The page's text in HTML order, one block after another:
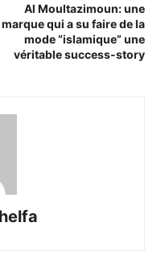
Al Moultazimoun: une
marque qui a su faire de la
mode “islamique” une
véritable success-story